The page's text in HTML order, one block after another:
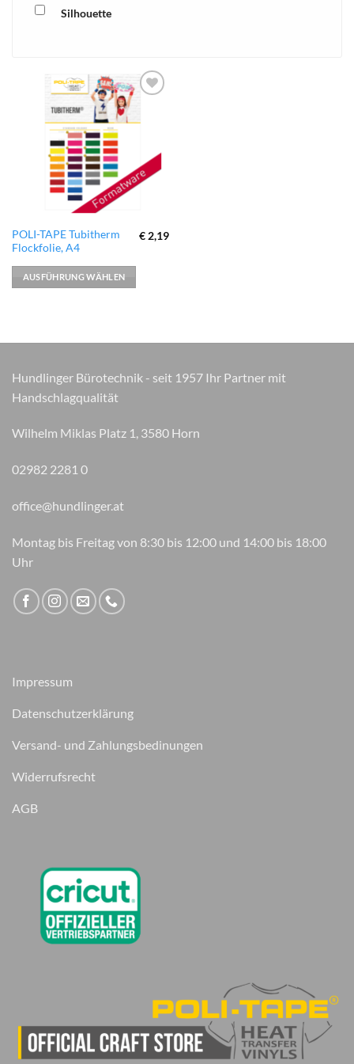
Silhouette
zur
Wunschliste
hinzufügen
POLI-TAPE Tubitherm
Flockfolie, A4
€ 2,19
AUSFÜHRUNG WÄHLEN
Dieses
Produkt
weist
mehrere
auf
der
gewählt
Hundlinger Bürotechnik - seit 1957 Ihr Partner mit
Handschlagqualität
Wilhelm Miklas Platz 1, 3580 Horn
02982 2281 0
office@hundlinger.at
Montag bis Freitag von 8:30 bis 12:00 und 14:00 bis 18:00
Uhr
Impressum
Datenschutzerklärung
Versand- und Zahlungsbedinungen
Widerrufsrecht
AGB